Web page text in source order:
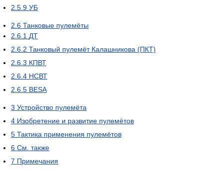
2.5.9 УБ
2.6 Танковые пулемёты
2.6.1 ДТ
2.6.2 Танковый пулемёт Калашникова (ПКТ)
2.6.3 КПВТ
2.6.4 НСВТ
2.6.5 BESA
3 Устройство пулемёта
4 Изобретение и развитие пулемётов
5 Тактика применения пулемётов
6 См. также
7 Примечания